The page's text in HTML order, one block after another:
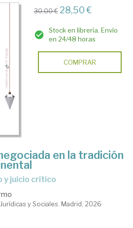
30,00 € 28,50 €
Stock en librería. Envío
en 24/48 horas
COMPRAR
en la tradición
y juicio crítico
y Sociales. Madrid, 2026